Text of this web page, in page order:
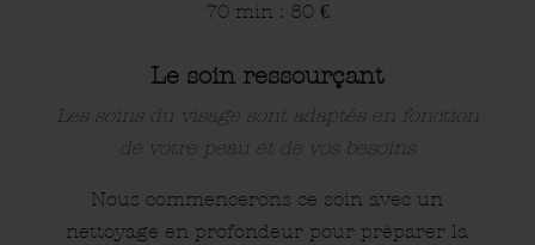
70 min : 80 €
Le soin ressourçant
Les soins du visage sont adaptés en fonction
de votre peau et de vos besoins
Nous commencerons ce soin avec un
nettoyage en profondeur pour préparer la